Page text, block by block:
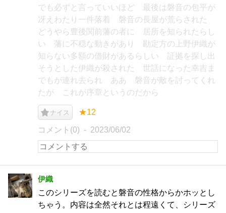
でも必ずと言っていいほど 最後は磐音の包平が
冴えわたり一件落着 磐音の長屋が荒らされた
どうやら豊後関前藩の者に 居所を知られたらし
い 藩に不穏な動きがあり 勘定方の上野伊織が
知らない多額の借財があるらしい 証拠を探し出
そうとした伊織が殺された 世話になった幸吉ま
でもが連れ去られ ああ 磐音が敵を討ってくれ
たが これが序章というのだから
ナイス ★12
コメント(0) 2023/06/02
伊織
このシリーズを読むと磐音の性格からかホッとし
ちゃう。内容は全然それとは程遠くて、シリーズ